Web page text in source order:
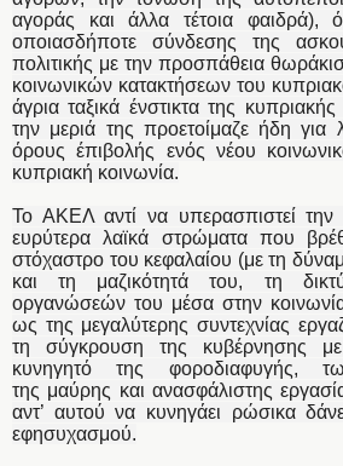
αγοράς και άλλα τέτοια φαιδρά),
οποιασδήποτε σύνδεσης της
πολιτικής με την προσπάθεια
κοινωνικών κατακτήσεων του
άγρια ταξικά ένστικτα της
την μεριά της προετοίμαζε ήδη για
όρους έπιβολής ενός νέου
κυπριακή κοινωνία.
Το ΑΚΕΛ αντί να υπερασπιστεί την
ευρύτερα λαϊκά στρώματα που
στόχαστρο του κεφαλαίου (με τη
και τη μαζικότητά του, τη
οργανώσεών του μέσα στην
ως της μεγαλύτερης συντεχνίας
τη σύγκρουση της κυβέρνησης
κυνηγητό της φοροδιαφυγής,
της μαύρης και ανασφάλιστης
αντ’ αυτού να κυνηγάει ρώσικα
εφησυχασμού.